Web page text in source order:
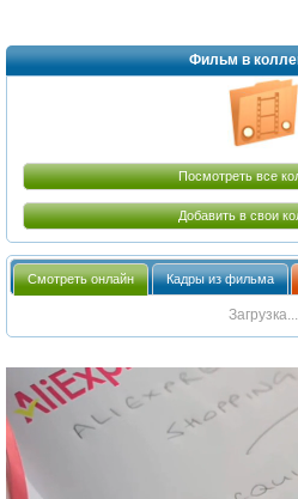
Фильм в
Посмотреть все
Добавить в свои
Смотреть онлайн Кадры из фильма
Загрузка...